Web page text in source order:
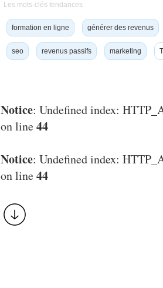
Les mots-clés tendances
formation en ligne générer des revenus
seo revenus passifs marketing
Notice: Undefined index:
on line44
Notice: Undefined index:
on line44